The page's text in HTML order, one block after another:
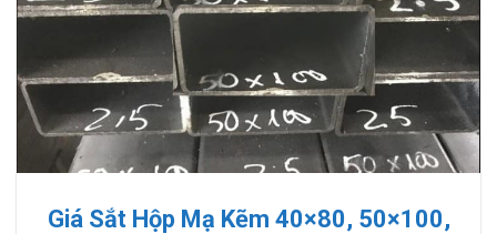
Giá Sắt Hộp Mạ Kẽm 40×80, 50×100,